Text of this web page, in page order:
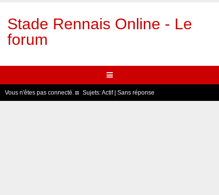
Stade Rennais Online - Le
forum
Vous n'êtes pas connecté. Sujets:Actif| Sans réponse